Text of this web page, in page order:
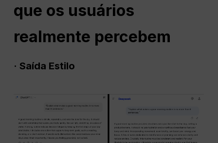
que os usuários
realmente percebem
·Saída Estilo